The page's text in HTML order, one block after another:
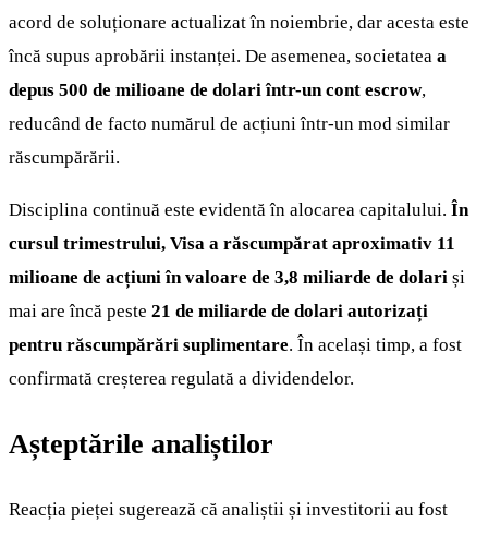
acord de soluționare actualizat în noiembrie, dar acesta este
încă supus aprobării instanței. De asemenea, societatea a
depus 500 de milioane de dolari într-un cont escrow,
reducând de facto numărul de acțiuni într-un mod similar
răscumpărării.
Disciplina continuă este evidentă în alocarea capitalului. În
cursul trimestrului, Visa a răscumpărat aproximativ 11
milioane de acțiuni în valoare de 3,8 miliarde de dolari și
mai are încă peste 21 de miliarde de dolari autorizați
pentru răscumpărări suplimentare. În același timp, a fost
confirmată creșterea regulată a dividendelor.
Așteptările analiștilor
Reacția pieței sugerează că analiștii și investitorii au fost